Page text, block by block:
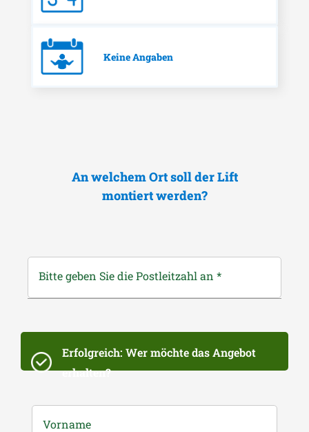
Keine Angaben
An welchem Ort soll der Lift
montiert werden?
Bitte geben Sie die Postleitzahl an *
Erfolgreich: Wer möchte das Angebot
erhalten?
Vorname